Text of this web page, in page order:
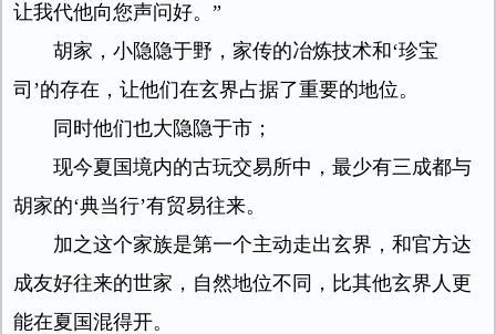
让我代他向您声问好。”
胡家，小隐隐于野，家传的冶炼技术和‘珍宝
司’的存在，让他们在玄界占据了重要的地位。
同时他们也大隐隐于市；
现今夏国境内的古玩交易所中，最少有三成都与
胡家的‘典当行’有贸易往来。
加之这个家族是第一个主动走出玄界，和官方达
成友好往来的世家，自然地位不同，比其他玄界人更
能在夏国混得开。